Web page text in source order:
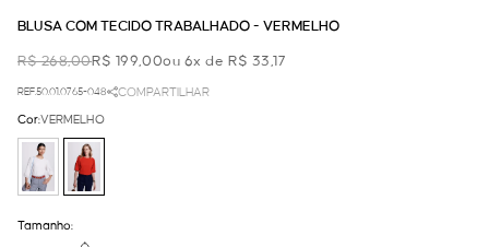
BLUSA COM TECIDO TRABALHADO - VERMELHO
R$ 268,00R$ 199,00ou 6x de R$ 33,17
REF.50.01.0765-048 COMPARTILHAR
Cor:VERMELHO
Tamanho: